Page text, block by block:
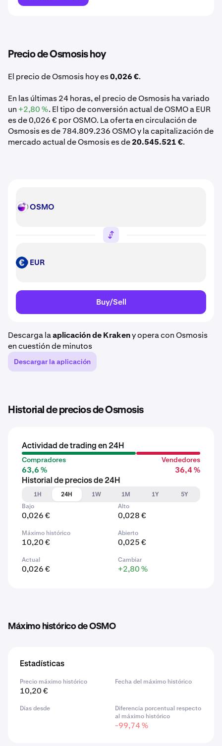
Precio de Osmosis hoy
El precio de Osmosis hoy es0,026 €.
En las últimas 24 horas, el precio de Osmosis ha variado
un +2,80 %. El tipo de conversión actual de OSMO a EUR
es de 0,026 € por OSMO. La oferta en circulación de
Osmosis es de 784.809.236 OSMO y la capitalización de
mercado actual de Osmosis es de20.545.521 €.
OSMO OSMO
EUR EUR
Buy/Sell
Descarga laaplicación de Krakeny opera con Osmosis
en cuestión de minutos
Descargar la aplicación
Historial de precios de Osmosis
Actividad de trading en 24H
Compradores
63,6 %
Vendedores
36,4 %
Historial de precios de 24H
1H
24H 1W 1M 1Y
5Y
Bajo
0,026 €
Alto
0,028 €
Máximo histórico
10,20 €
Abierto
0,025 €
Actual
0,026 €
Cambiar
+2,80 %
Máximo histórico de OSMO
Estadísticas
Precio máximo histórico
10,20 €
Fecha del máximo histórico
Días desde
Diferencia porcentual respecto
al máximo histórico
-99,74 %